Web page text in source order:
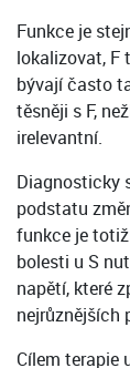
Funkce je
lokalizovat, F
bývají často
těsněji s F,
irelevantní.
Diagnosticky
podstatu
funkce je
bolesti u S
napětí, které
nejrůznějších
Cílem terapie